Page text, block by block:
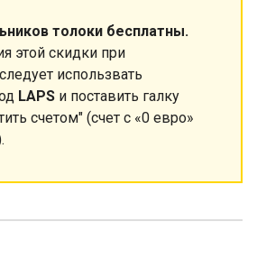
толоки бесплатны.
этой скидки при
использвать
LAPS и поставить галку
счетом" (счет с «0 евро»